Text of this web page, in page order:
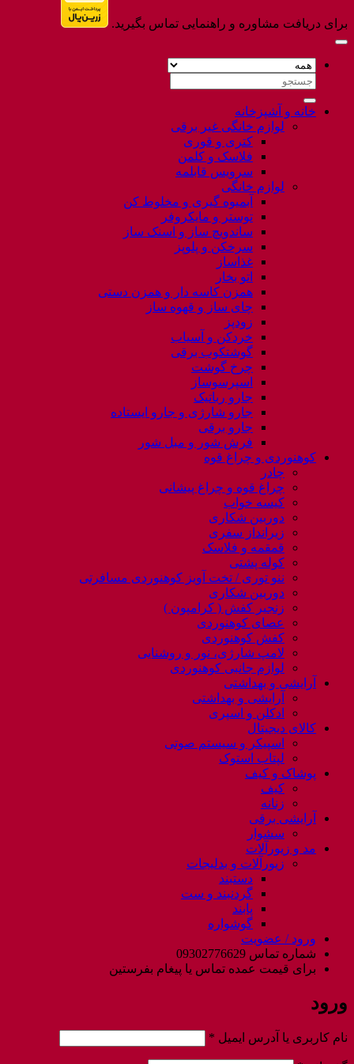
برای دریافت مشاوره و راهنمایی تماس بگیرید.
جستجو
خانه و آشپزخانه
لوازم خانگی غیر برقی
کتری و قوری
فلاسک و کلمن
سرویس قابلمه
لوازم خانگی
آبمیوه گیری و مخلوط کن
توستر و مایکروفر
ساندویچ ساز و اسنک ساز
سرخکن و پلوپز
غذاساز
اتو بخار
همزن کاسه دار و همزن دستی
چای ساز و قهوه ساز
زودپز
خردکن و آسیاب
گوشتکوب برقی
چرخ گوشت
اسپرسوساز
جارو رباتیک
جارو شارژی و جارو ایستاده
جارو برقی
فرش شور و مبل شور
کوهنوردی و چراغ قوه
چادر
چراغ قوه و چراغ پیشانی
کیسه خواب
دوربین شکاری
زیرانداز سفری
قمقمه و فلاسک
کوله پشتی
ننو توری / تخت آویز کوهنوردی مسافرتی
دوربین شکاری
زنجیر کفش ( کرامپون )
عصای کوهنوردی
کفش کوهنوردی
لامپ شارژی، نور و روشنایی
لوازم جانبی کوهنوردی
آرایشی و بهداشتی
آرایشی و بهداشتی
ادکلن و اسپری
کالای دیجیتال
اسپیکر و سیستم صوتی
لپتاب استوک
پوشاک و کیف
کیف
زنانه
آرایشی برقی
سشوار
مد و زیورآلات
زیورآلات و بدلیجات
دستبند
گردنبند و ست
پابند
گوشواره
ورود / عضویت
شماره تماس 09302776629
برای قیمت عمده تماس یا پیغام بفرستین
ورود
نام کاربری یا آدرس ایمیل *